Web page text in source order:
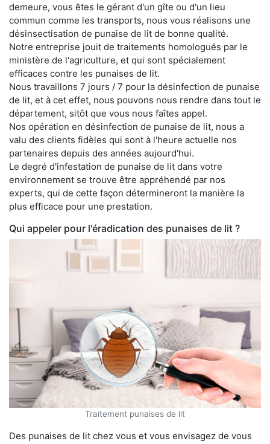
demeure, vous êtes le gérant d'un gîte ou d'un lieu
commun comme les transports, nous vous réalisons une
désinsectisation de punaise de lit de bonne qualité.
Notre entreprise jouit de traitements homologués par le
ministère de l'agriculture, et qui sont spécialement
efficaces contre les punaises de lit.
Nous travaillons 7 jours / 7 pour la désinfection de punaise
de lit, et à cet effet, nous pouvons nous rendre dans tout le
département, sitôt que vous nous faîtes appel.
Nos opération en désinfection de punaise de lit, nous a
valu des clients fidèles qui sont à l'heure actuelle nos
partenaires depuis des années aujourd'hui.
Le degré d'infestation de punaise de lit dans votre
environnement se trouve être appréhendé par nos
experts, qui de cette façon détermineront la manière la
plus efficace pour une prestation.
Qui appeler pour l'éradication des punaises de lit ?
Traitement punaises de lit
Des punaises de lit chez vous et vous envisagez de vous